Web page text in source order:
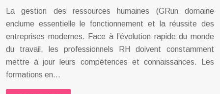
La gestion des ressources humaines (GRun domaine
enclume essentielle le fonctionnement et la réussite des
entreprises modernes. Face à l’évolution rapide du monde
du travail, les professionnels RH doivent constamment
mettre à jour leurs compétences et connaissances. Les
formations en…